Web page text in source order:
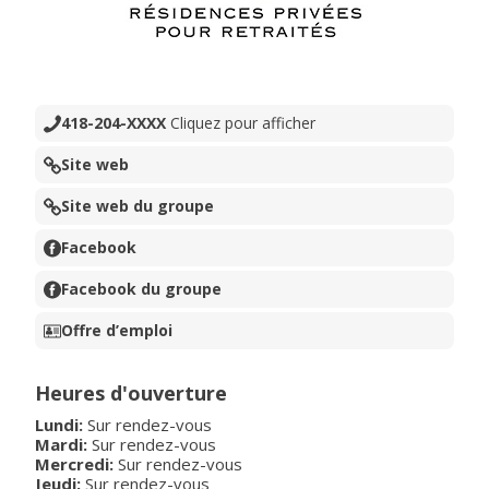
418-204-XXXX Cliquez pour afficher
Site web
Site web du groupe
Facebook
Facebook du groupe
Offre d’emploi
Heures d'ouverture
Lundi: Sur rendez-vous
Mardi: Sur rendez-vous
Mercredi: Sur rendez-vous
Jeudi: Sur rendez-vous